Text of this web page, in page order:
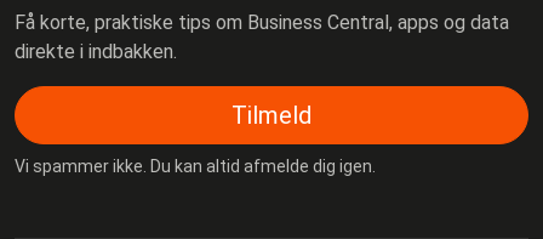
Få korte, praktiske tips om Business Central, apps og data
direkte i indbakken.
Tilmeld
Vi spammer ikke. Du kan altid afmelde dig igen.